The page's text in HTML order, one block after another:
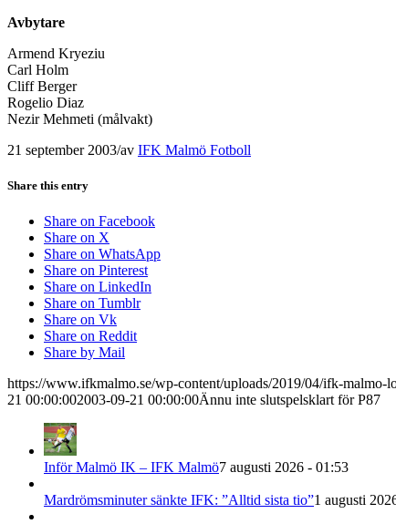
Avbytare
Armend Kryeziu
Carl Holm
Cliff Berger
Rogelio Diaz
Nezir Mehmeti (målvakt)
21 september 2003/av IFK Malmö Fotboll
Share this entry
Share on Facebook
Share on X
Share on WhatsApp
Share on Pinterest
Share on LinkedIn
Share on Tumblr
Share on Vk
Share on Reddit
Share by Mail
https://www.ifkmalmo.se/wp-content/uploads/2019/04/ifk-malmo-
21 00:00:002003-09-21 00:00:00Ännu inte slutspelsklart för P87
Inför Malmö IK – IFK Malmö7 augusti 2026 - 01:53
Mardrömsminuter sänkte IFK: ”Alltid sista tio”1 augusti